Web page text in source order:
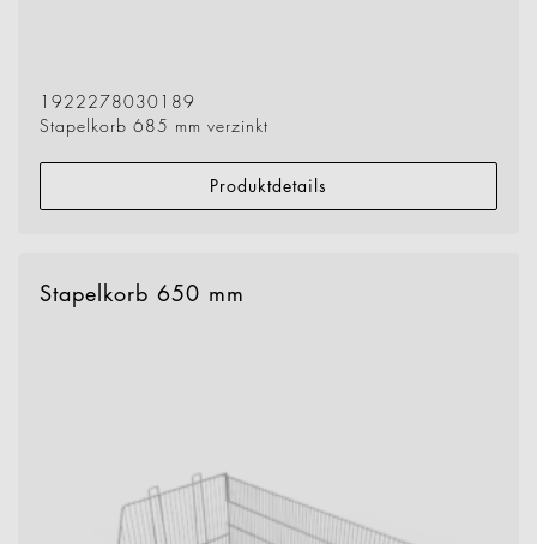
1922278030189
Stapelkorb 685 mm verzinkt
Produktdetails
Stapelkorb 650 mm